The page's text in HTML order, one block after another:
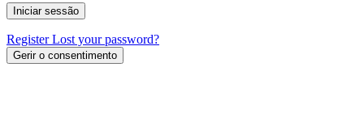
Register Lost your password?
Gerir o consentimento